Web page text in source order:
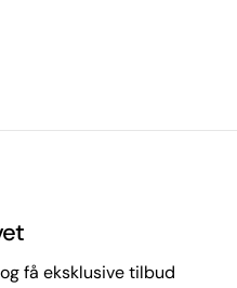
få eksklusive tilbud